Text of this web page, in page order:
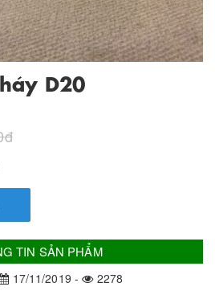
D20
đ
TIN SẢN PHẨM
17/11/2019 - 2278